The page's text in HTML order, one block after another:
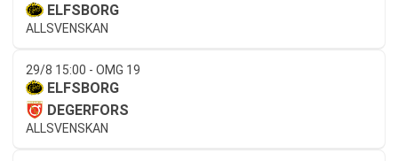
ELFSBORG
ALLSVENSKAN
29/8 15:00 - OMG 19
ELFSBORG
DEGERFORS
ALLSVENSKAN